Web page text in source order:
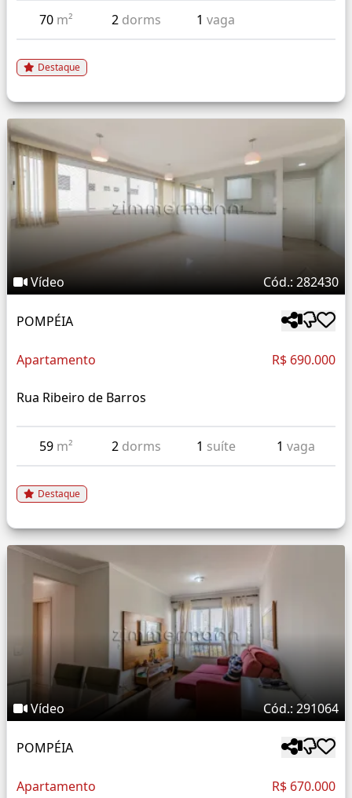
70 m² 2 dorms 1vaga
Destaque
Vídeo Cód.: 282430
POMPÉIA
Apartamento R$ 690.000
Rua Ribeiro de Barros
59 m² 2 dorms 1 suíte 1 vaga
Destaque
Vídeo Cód.: 291064
POMPÉIA
Apartamento R$ 670.000